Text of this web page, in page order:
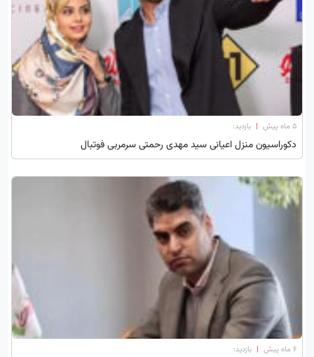
۵ ماه پیش | بازدید:
دکوراسیون منزل اعیانی سید مهدی رحمتی سرمربی فوتبال
۶ ماه پیش | بازدید: